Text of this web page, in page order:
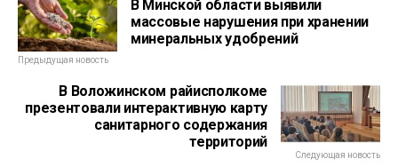
В Минской области выявили
массовые нарушения при хранении
минеральных удобрений
Предыдущая новость
В Воложинском райисполкоме
презентовали интерактивную карту
санитарного содержания
территорий
Следующая новость